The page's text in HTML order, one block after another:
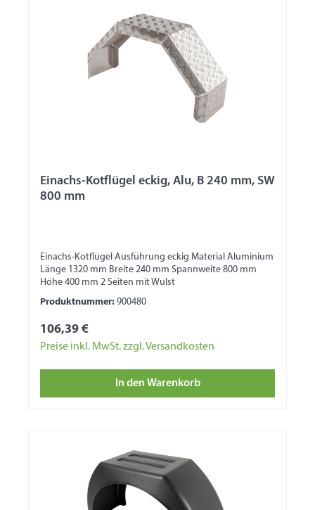
Einachs-Kotflügel eckig, Alu, B 240 mm, SW
800 mm
Einachs-Kotflügel Ausführung eckig Material Aluminium
Länge 1320 mm Breite 240 mm Spannweite 800 mm
Höhe 400 mm 2 Seiten mit Wulst
Produktnummer: 900480
106,39 €
Preise inkl. MwSt. zzgl. Versandkosten
In den Warenkorb